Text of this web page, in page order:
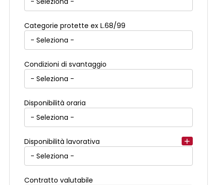
Categorie protette ex L.68/99
Condizioni di svantaggio
Disponibilità oraria
Disponibilità lavorativa
Contratto valutabile